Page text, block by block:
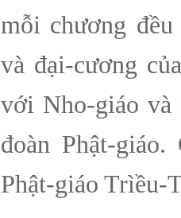
mỗi chương
và đại-cương
với Nho-giáo và
đoàn Phật-
Phật-giáo Trìều-